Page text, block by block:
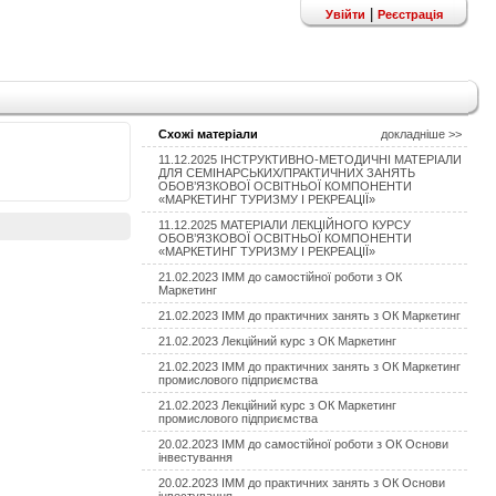
Увійти Реєстрація
Схожі матеріали
докладніше >>
11.12.2025 ІНСТРУКТИВНО-МЕТОДИЧНІ МАТЕРІАЛИ
ДЛЯ СЕМІНАРСЬКИХ/ПРАКТИЧНИХ ЗАНЯТЬ
ОБОВ’ЯЗКОВОЇ ОСВІТНЬОЇ КОМПОНЕНТИ
«МАРКЕТИНГ ТУРИЗМУ І РЕКРЕАЦІЇ»
11.12.2025 МАТЕРІАЛИ ЛЕКЦІЙНОГО КУРСУ
ОБОВ’ЯЗКОВОЇ ОСВІТНЬОЇ КОМПОНЕНТИ
«МАРКЕТИНГ ТУРИЗМУ І РЕКРЕАЦІЇ»
21.02.2023 ІММ до самостійної роботи з ОК
Маркетинг
21.02.2023 ІММ до практичних занять з ОК Маркетинг
21.02.2023 Лекційний курс з ОК Маркетинг
21.02.2023 ІММ до практичних занять з ОК Маркетинг
промислового підприємства
21.02.2023 Лекційний курс з ОК Маркетинг
промислового підприємства
20.02.2023 ІММ до самостійної роботи з ОК Основи
інвестування
20.02.2023 ІММ до практичних занять з ОК Основи